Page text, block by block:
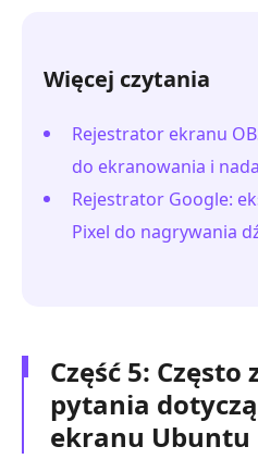
Więcej czytania
Rejestrator ekranu
do ekranowania i
Rejestrator Google:
Pixel do nagrywania
Część 5:
pytania
ekranu Ubuntu